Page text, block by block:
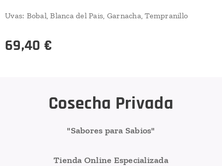
Uvas: Bobal, Blanca del Pais, Garnacha, Tempranillo
69,40 €
Cosecha Privada
"Sabores para Sabios"
Tienda Online Especializada